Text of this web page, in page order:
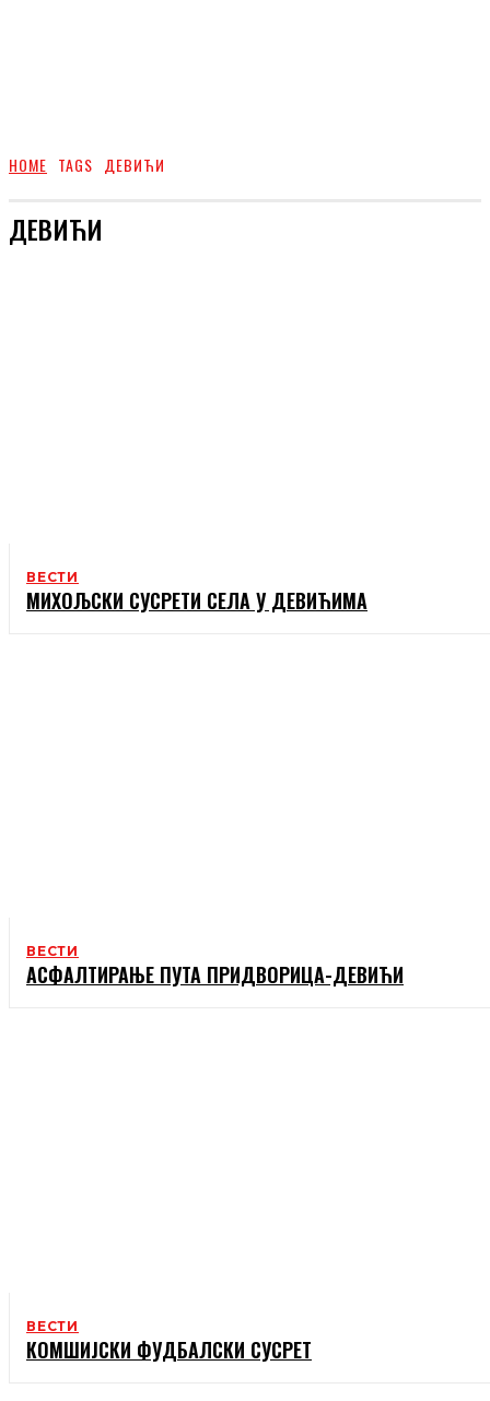
HOME TAGS ДЕВИЋИ
ДЕВИЋИ
ВЕСТИ
МИХОЉСКИ СУСРЕТИ СЕЛА У ДЕВИЋИМА
ВЕСТИ
AСФАЛТИРАЊЕ ПУТА ПРИДВОРИЦА-ДЕВИЋИ
ВЕСТИ
КОМШИЈСКИ ФУДБАЛСКИ СУСРЕТ